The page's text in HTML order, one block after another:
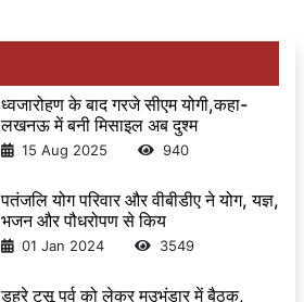
ध्वजारोहण के बाद गरजे सीएम योगी,कहा-
लखनऊ में बनी मिसाइल अब दुश्म
15 Aug 2025 940
पतंजलि योग परिवार और वीबीडीए ने योग, यज्ञ,
भजन और पौधरोपण से किय
01 Jan 2024 3549
डहरे टुसू पर्व को लेकर मउभंडार में बैठक,